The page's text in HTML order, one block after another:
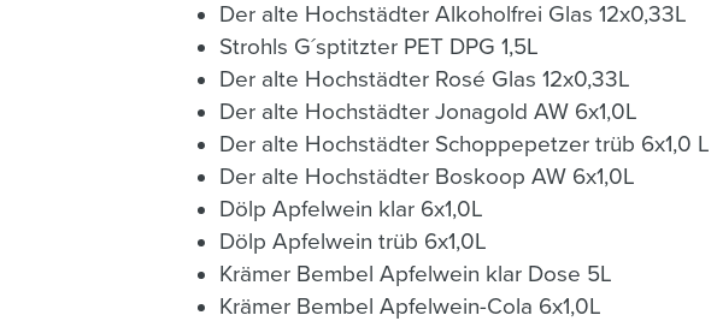
Der alte Hochstädter Alkoholfrei Glas 12x0,33L
Strohls G´sptitzter PET DPG 1,5L
Der alte Hochstädter Rosé Glas 12x0,33L
Der alte Hochstädter Jonagold AW 6x1,0L
Der alte Hochstädter Schoppepetzer trüb 6x1,0 L
Der alte Hochstädter Boskoop AW 6x1,0L
Dölp Apfelwein klar 6x1,0L
Dölp Apfelwein trüb 6x1,0L
Krämer Bembel Apfelwein klar Dose 5L
Krämer Bembel Apfelwein-Cola 6x1,0L